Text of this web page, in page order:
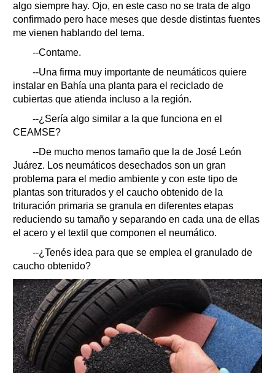
algo siempre hay. Ojo, en este caso no se trata de algo
confirmado pero hace meses que desde distintas fuentes
me vienen hablando del tema.
--Contame.
--Una firma muy importante de neumáticos quiere
instalar en Bahía una planta para el reciclado de
cubiertas que atienda incluso a la región.
--¿Sería algo similar a la que funciona en el
CEAMSE?
--De mucho menos tamaño que la de José León
Juárez. Los neumáticos desechados son un gran
problema para el medio ambiente y con este tipo de
plantas son triturados y el caucho obtenido de la
trituración primaria se granula en diferentes etapas
reduciendo su tamaño y separando en cada una de ellas
el acero y el textil que componen el neumático.
--¿Tenés idea para que se emplea el granulado de
caucho obtenido?